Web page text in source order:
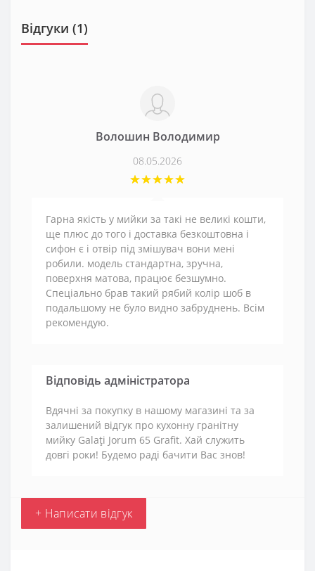
Відгуки (1)
Волошин Володимир
08.05.2026
Гарна якість у мийки за такі не великі кошти,
ще плюс до того і доставка безкоштовна і
сифон є і отвір під змішувач вони мені
робили. модель стандартна, зручна,
поверхня матова, працює безшумно.
Спеціально брав такий рябий колір шоб в
подальшому не було видно забруднень. Всім
рекомендую.
Відповідь адміністратора
Вдячні за покупку в нашому магазині та за
залишений відгук про кухонну гранітну
мийку Galaţi Jorum 65 Grafit. Хай служить
довгі роки! Будемо раді бачити Вас знов!
+ Написати відгук